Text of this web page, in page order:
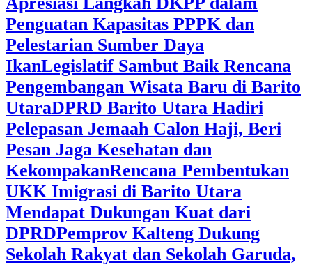
Penguatan Kapasitas PPPK dan
Pelestarian Sumber Daya
IkanLegislatif Sambut Baik Rencana
Pengembangan Wisata Baru di Barito
UtaraDPRD Barito Utara Hadiri
Pelepasan Jemaah Calon Haji, Beri
Pesan Jaga Kesehatan dan
KekompakanRencana Pembentukan
UKK Imigrasi di Barito Utara
Mendapat Dukungan Kuat dari
DPRD‎Pemprov Kalteng Dukung
Sekolah Rakyat dan Sekolah Garuda,